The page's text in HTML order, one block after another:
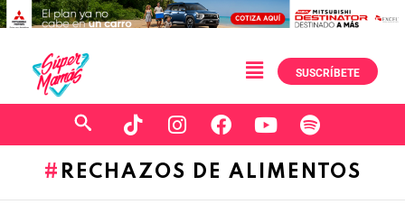
SUSCRÍBETE
RECHAZOS DE ALIMENTOS